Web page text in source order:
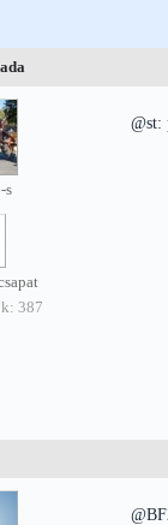
s
387
@st: